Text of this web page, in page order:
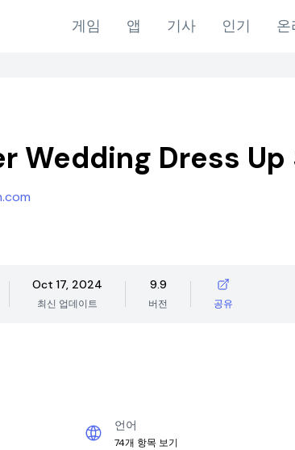
게임 앱 기사 인기 온
Wedding Dress
Oct 17, 2024
최신 업데이트
9.9
버전 공유
언어
74개 항목 보기